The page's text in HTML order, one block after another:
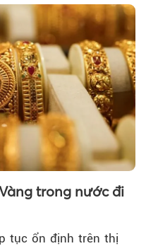
trong nước đi
tục ổn định trên thị